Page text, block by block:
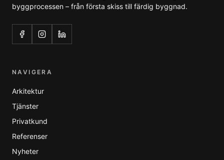
byggprocessen – från första skiss till färdig byggnad.
NAVIGERA
Arkitektur
Tjänster
Privatkund
Referenser
Nyheter